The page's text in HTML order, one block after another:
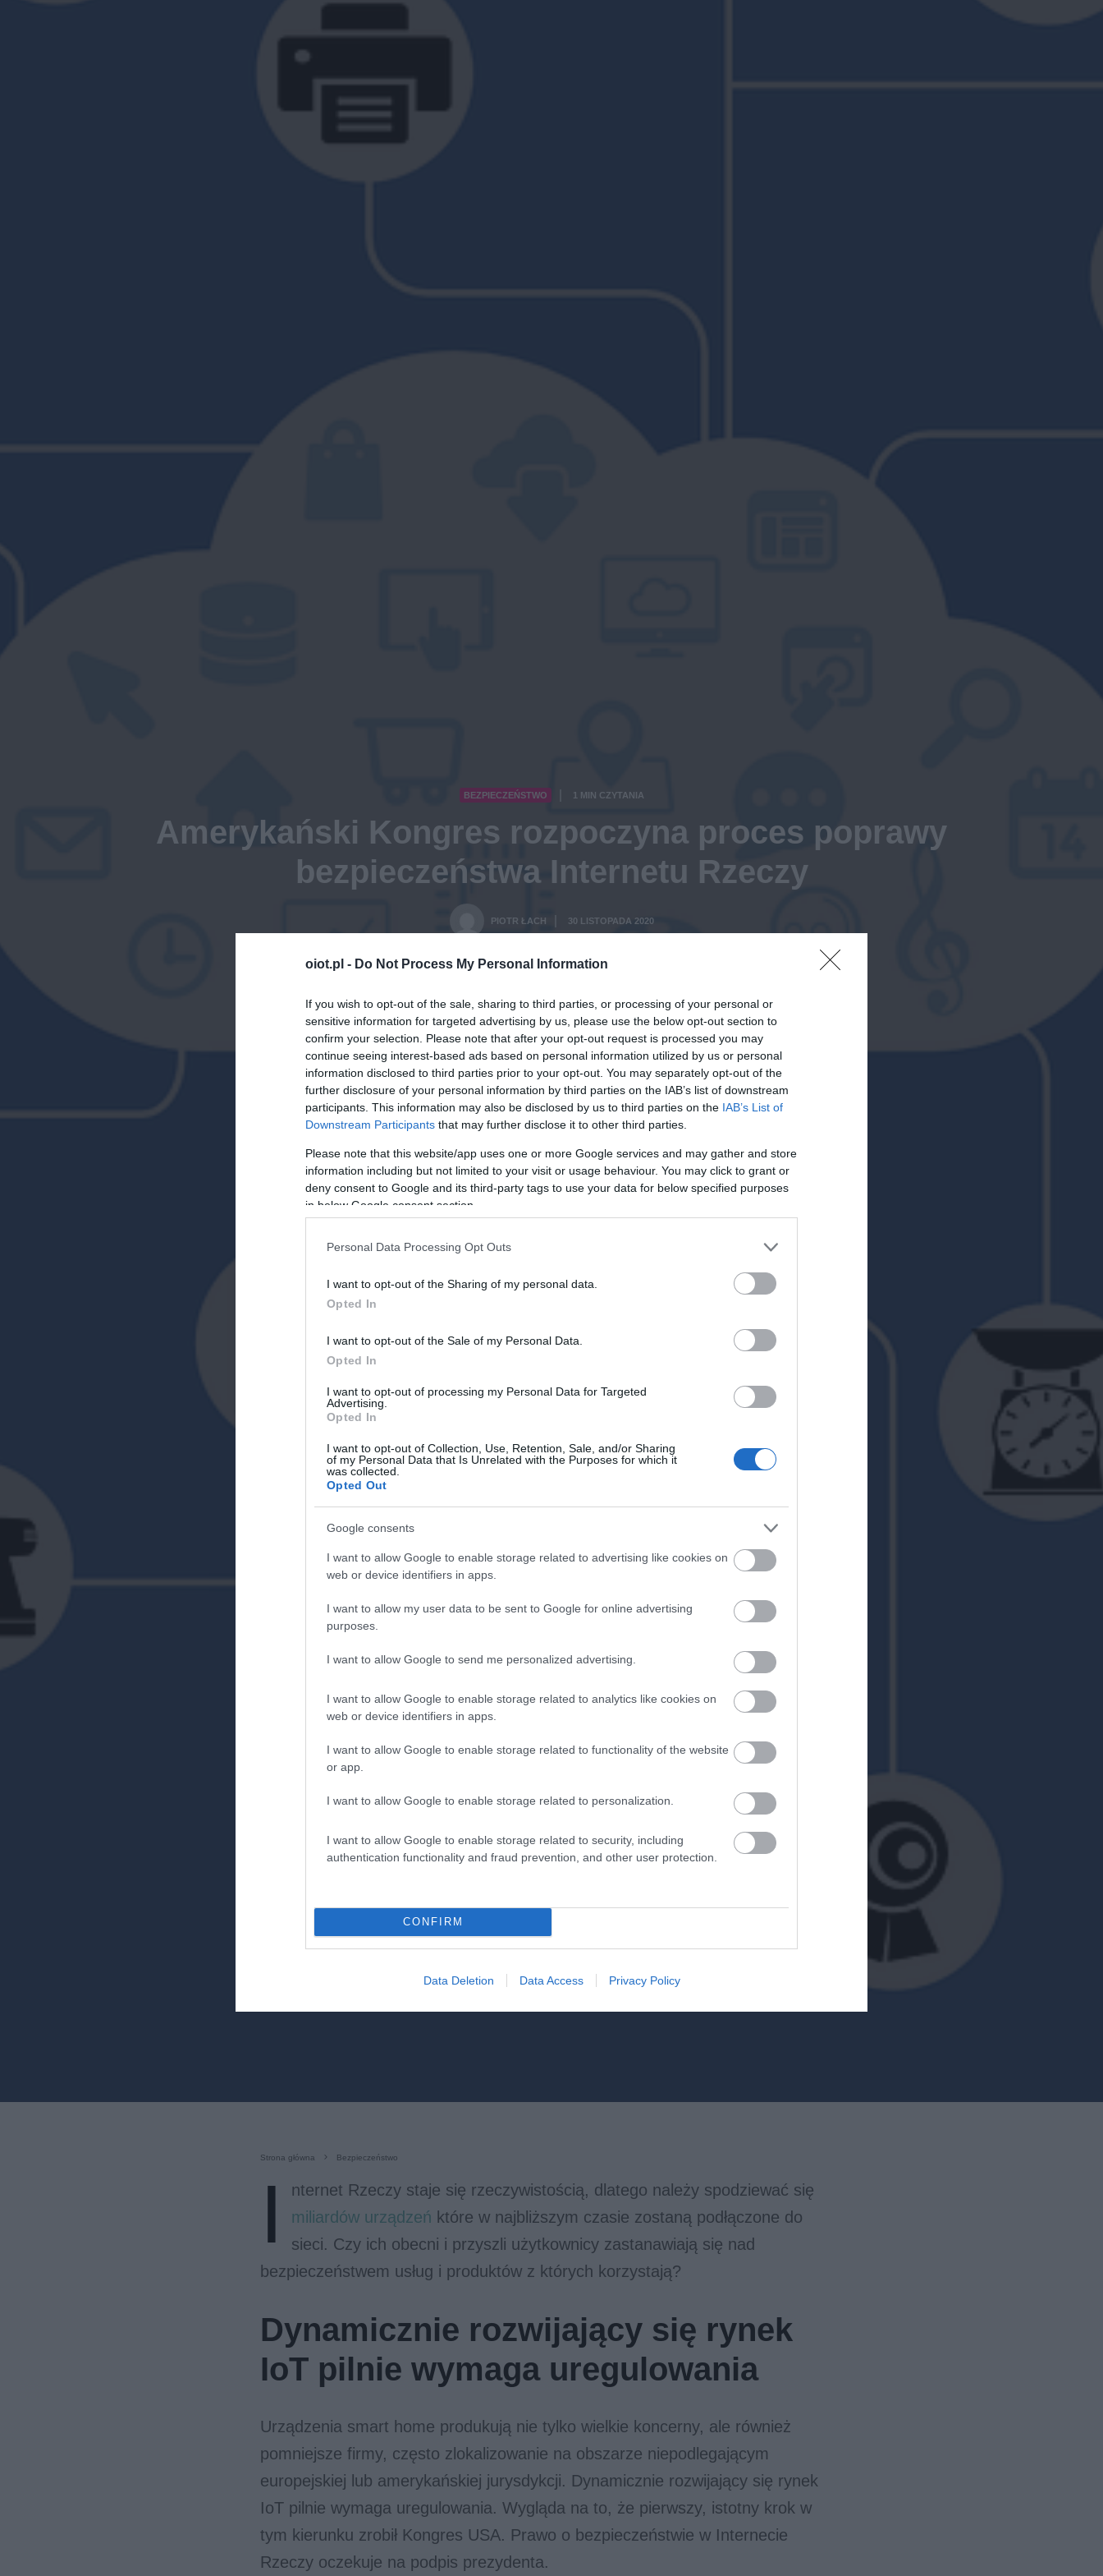
oiot.pl - Do Not Process My Personal Information
If you wish to opt-out of the sale, sharing to third parties, or processing of your personal or
sensitive information for targeted advertising by us, please use the below opt-out section to
confirm your selection. Please note that after your opt-out request is processed you may
continue seeing interest-based ads based on personal information utilized by us or personal
information disclosed to third parties prior to your opt-out. You may separately opt-out of the
further disclosure of your personal information by third parties on the IAB’s list of downstream
participants. This information may also be disclosed by us to third parties on the IAB’s List of
Downstream Participants that may further disclose it to other third parties.
Please note that this website/app uses one or more Google services and may gather and store
information including but not limited to your visit or usage behaviour. You may click to grant or
deny consent to Google and its third-party tags to use your data for below specified purposes
in below Google consent section.
Personal Data Processing Opt Outs
I want to opt-out of the Sharing of my personal data.
Opted In
I want to opt-out of the Sale of my Personal Data.
Opted In
I want to opt-out of processing my Personal Data for Targeted
Advertising.
Opted In
I want to opt-out of Collection, Use, Retention, Sale, and/or Sharing
of my Personal Data that Is Unrelated with the Purposes for which it
was collected.
Opted Out
Google consents
I want to allow Google to enable storage related to advertising like cookies on
web or device identifiers in apps.
I want to allow my user data to be sent to Google for online advertising
purposes.
I want to allow Google to send me personalized advertising.
I want to allow Google to enable storage related to analytics like cookies on
web or device identifiers in apps.
I want to allow Google to enable storage related to functionality of the website
or app.
I want to allow Google to enable storage related to personalization.
I want to allow Google to enable storage related to security, including
authentication functionality and fraud prevention, and other user protection.
CONFIRM
Data Deletion Data Access Privacy Policy
BEZPIECZEŃSTWO 1 MIN CZYTANIA
Amerykański Kongres rozpoczyna proces poprawy
bezpieczeństwa Internetu Rzeczy
PIOTR ŁACH 30 LISTOPADA 2020
Strona główna Bezpieczeństwo
I
nternet Rzeczy staje się rzeczywistością, dlatego należy spodziewać się
miliardów urządzeń które w najbliższym czasie zostaną podłączone do
sieci. Czy ich obecni i przyszli użytkownicy zastanawiają się nad
bezpieczeństwem usług i produktów z których korzystają?
Dynamicznie rozwijający się rynek
IoT pilnie wymaga uregulowania
Urządzenia smart home produkują nie tylko wielkie koncerny, ale również
pomniejsze firmy, często zlokalizowanie na obszarze niepodlegającym
europejskiej lub amerykańskiej jurysdykcji. Dynamicznie rozwijający się rynek
IoT pilnie wymaga uregulowania. Wygląda na to, że pierwszy, istotny krok w
tym kierunku zrobił Kongres USA. Prawo o bezpieczeństwie w Internecie
Rzeczy oczekuje na podpis prezydenta.